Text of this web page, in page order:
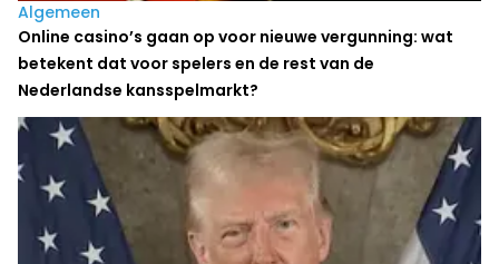
Algemeen
Online casino’s gaan op voor nieuwe vergunning: wat
betekent dat voor spelers en de rest van de
Nederlandse kansspelmarkt?